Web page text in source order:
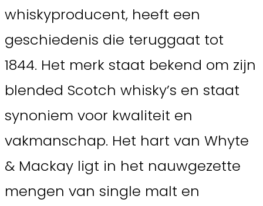
whiskyproducent, heeft een
geschiedenis die teruggaat tot
1844. Het merk staat bekend om zijn
blended Scotch whisky’s en staat
synoniem voor kwaliteit en
vakmanschap. Het hart van Whyte
& Mackay ligt in het nauwgezette
mengen van single malt en